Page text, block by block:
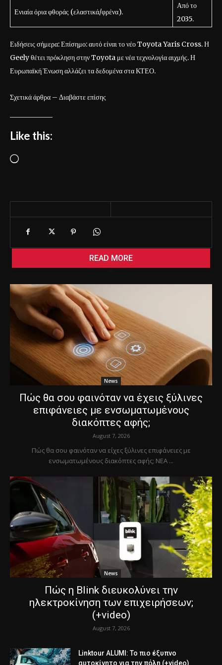
Ενιαία όρια φθοράς (ελαστικά/φρένα).
Από το
2035.
Ειδήσεις σήμερα: Επίσημο: αυτό είναι το νέο Toyota Yaris Cross. Η
Geely θέτει πρόκληση στην Toyota με νέα τεχνολογία αιχμής. Η
Ευρωπαϊκή Ένωση αλλάζει τα δεδομένα στα ΚΤΕΟ.
Σχετικά άρθρα – Διαβάστε επίσης
Like this:
L
d
READ MORE
News
Πώς θα σου φαινόταν να έχεις ξύλινες
επιφάνειες με ενσωματωμένους
διακόπτες αφής;
August 7, 2026
Πώς θα σου φαινόταν να είχες ξύλινες επιφάνειες με
ενσωματωμένους διακόπτες αφής; ΝΕΑ ...
News
Πώς η Blink διευκολύνει την
ηλεκτροκίνηση των επιχειρήσεων;
(+video)
August 7, 2026
Linktour ALUMI: Το πιο έξυπνο
αυτοκίνητο για την πόλη (+video)